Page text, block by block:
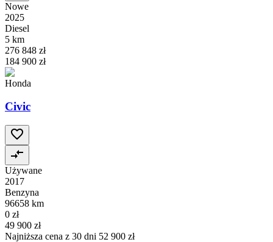
Nowe
2025
Diesel
5 km
276 848 zł
184 900 zł
Honda
Civic
Używane
2017
Benzyna
96658 km
0 zł
49 900 zł
Najniższa cena z 30 dni 52 900 zł